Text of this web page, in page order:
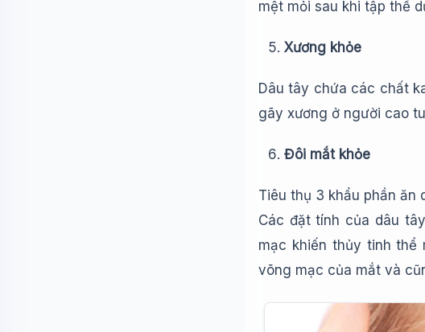
mệt mỏi sau khi tập thể
Xương khỏe
Dâu tây chứa các chất
gãy xương ở người cao
Đôi mắt khỏe
Tiêu thụ 3 khẩu phần ăn
Các đặt tính của dâu
mạc khiến thủy tinh
võng mạc của mắt và